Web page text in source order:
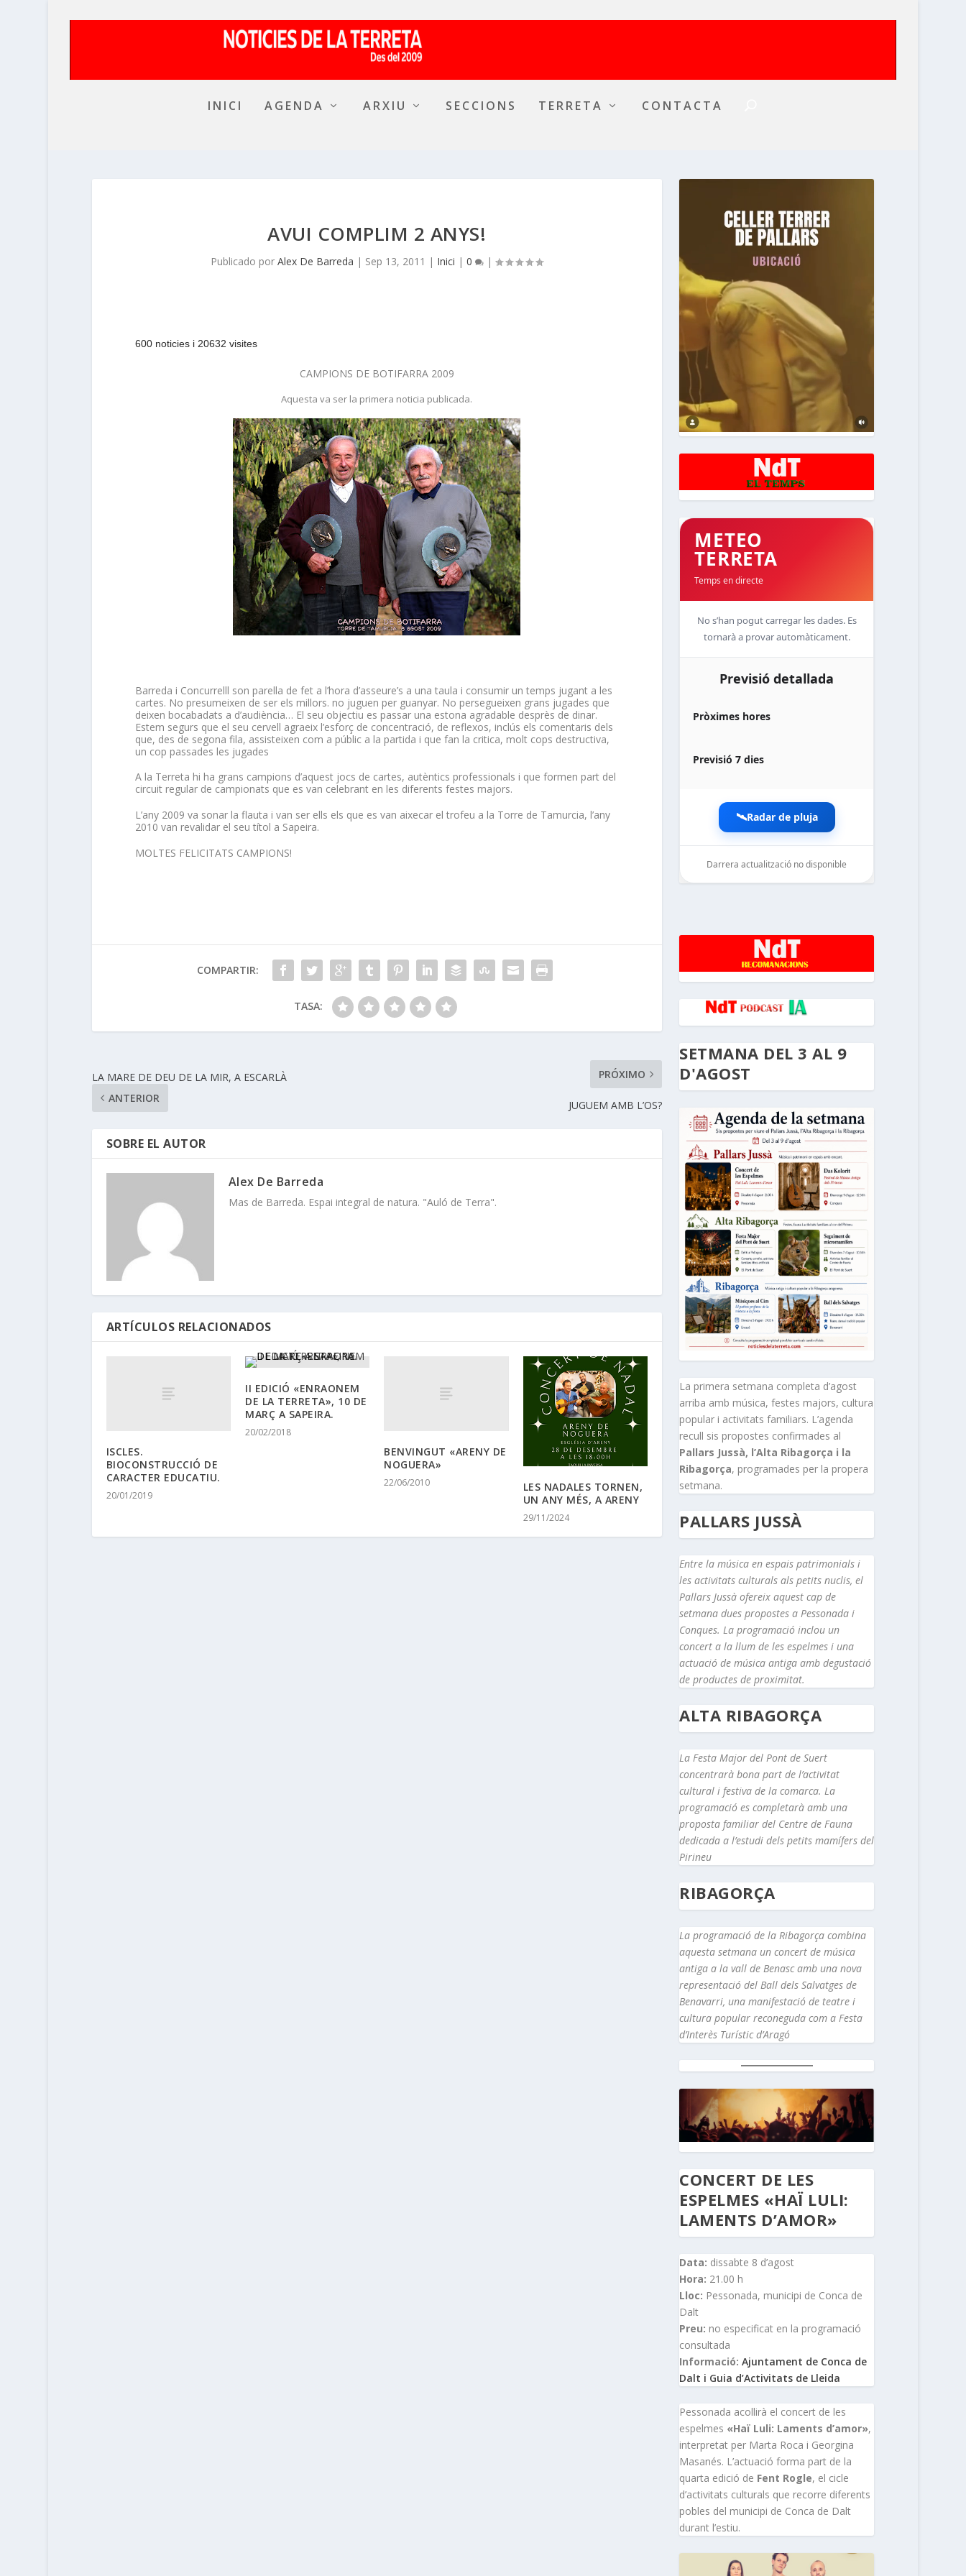
INICI AGENDA ARXIU SECCIONS TERRETA CONTACTA
AVUI COMPLIM 2 ANYS!
Publicado porAlex De Barreda | Sep 13, 2011 | Inici |0 |
600 noticies i 20632 visites
CAMPIONS DE BOTIFARRA 2009
Aquesta va ser la primera noticia publicada.
Barreda i Concurrelll son parella de fet a l’hora d’asseure’s a una taula i consumir un temps jugant a les
cartes. No presumeixen de ser els millors. no juguen per guanyar. No persegueixen grans jugades que
deixen bocabadats a d’audiència… El seu objectiu es passar una estona agradable desprès de dinar.
Estem segurs que el seu cervell agraeix l’esforç de concentració, de reflexos, inclús els comentaris dels
que, des de segona fila, assisteixen com a públic a la partida i que fan la critica, molt cops destructiva,
un cop passades les jugades
A la Terreta hi ha grans campions d’aquest jocs de cartes, autèntics professionals i que formen part del
circuit regular de campionats que es van celebrant en les diferents festes majors.
L’any 2009 va sonar la flauta i van ser ells els que es van aixecar el trofeu a la Torre de Tamurcia, l’any
2010 van revalidar el seu títol a Sapeira.
MOLTES FELICITATS CAMPIONS!
COMPARTIR:
TASA:
LA MARE DE DEU DE LA MIR, A ESCARLÀ
ANTERIOR
PRÓXIMO
JUGUEM AMB L’OS?
SOBRE EL AUTOR
Alex De Barreda
Mas de Barreda. Espai integral de natura. "Auló de Terra".
ARTÍCULOS RELACIONADOS
ISCLES.
BIOCONSTRUCCIÓ DE
CARACTER EDUCATIU.
20/01/2019
II EDICIÓ «ENRAONEM
DE LA TERRETA», 10 DE
MARÇ A SAPEIRA.
20/02/2018
BENVINGUT «ARENY DE
NOGUERA»
22/06/2010
LES NADALES TORNEN,
UN ANY MÉS, A ARENY
29/11/2024
METEO
TERRETA
Temps en directe
No s’han pogut carregar les dades. Es
tornarà a provar automàticament.
Previsió detallada
Pròximes hores
Previsió 7 dies
🛰️Radar de pluja
Darrera actualització no disponible
noticiesdelaterreta.com
SETMANA DEL 3 AL 9
D'AGOST
La primera setmana completa d’agost
arriba amb música, festes majors, cultura
popular i activitats familiars. L’agenda
recull sis propostes confirmades al
Pallars Jussà, l’Alta Ribagorça i la
Ribagorça, programades per la propera
setmana.
PALLARS JUSSÀ
Entre la música en espais patrimonials i
les activitats culturals als petits nuclis, el
Pallars Jussà ofereix aquest cap de
setmana dues propostes a Pessonada i
Conques. La programació inclou un
concert a la llum de les espelmes i una
actuació de música antiga amb degustació
de productes de proximitat.
ALTA RIBAGORÇA
La Festa Major del Pont de Suert
concentrarà bona part de l’activitat
cultural i festiva de la comarca. La
programació es completarà amb una
proposta familiar del Centre de Fauna
dedicada a l’estudi dels petits mamífers del
Pirineu
RIBAGORÇA
La programació de la Ribagorça combina
aquesta setmana un concert de música
antiga a la vall de Benasc amb una nova
representació del Ball dels Salvatges de
Benavarri, una manifestació de teatre i
cultura popular reconeguda com a Festa
d’Interès Turístic d’Aragó
CONCERT DE LES
ESPELMES «HAÏ LULI:
LAMENTS D’AMOR»
Data: dissabte 8 d’agost
Hora: 21.00 h
Lloc: Pessonada, municipi de Conca de
Dalt
Preu: no especificat en la programació
consultada
Informació: Ajuntament de Conca de
Dalt i Guia d’Activitats de Lleida
Pessonada acollirà el concert de les
espelmes «Haï Luli: Laments d’amor»,
interpretat per Marta Roca i Georgina
Masanés. L’actuació forma part de la
quarta edició de Fent Rogle, el cicle
d’activitats culturals que recorre diferents
pobles del municipi de Conca de Dalt
durant l’estiu.